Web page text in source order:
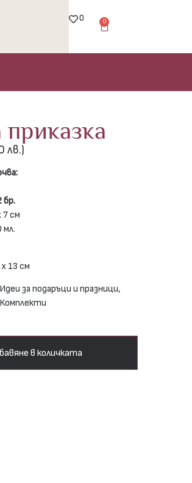
0 0
лв.)
бр.
7 см
мл.
13 см
Идеи за подаръци и празници,
Комплекти
в количката